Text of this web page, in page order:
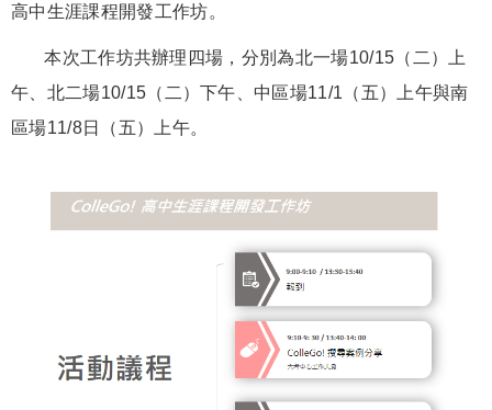
高中生涯課程開發工作坊。
本次工作坊共辦理四場，分別為北一場10/15（二）上
午、北二場10/15（二）下午、中區場11/1（五）上午與南
區場11/8日（五）上午。